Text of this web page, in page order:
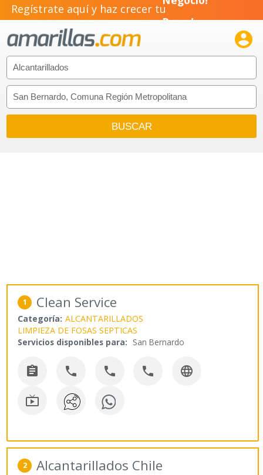
Regístrate aquí y haz crecer tuNegocio!
Emprendimiento!

1 Clean Service
Categoría: ALCANTARILLADOS
LIMPIEZA DE FOSAS SEPTICAS
Servicios disponibles para: San Bernardo
    

2 Alcantarillados Chile